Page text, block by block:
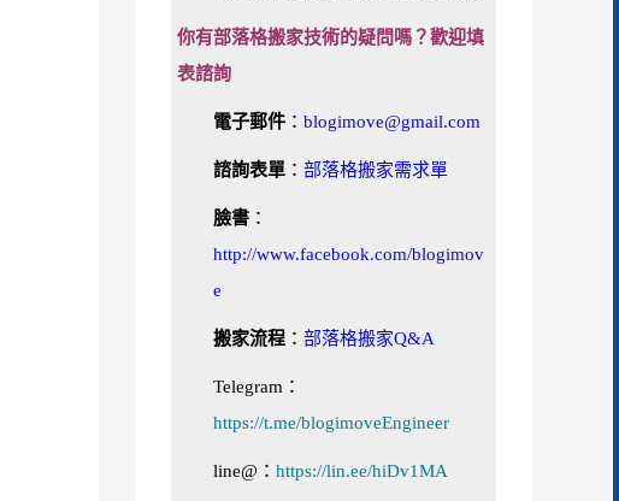
你有部落格搬家技術的疑問嗎？歡迎填
表諮詢
電子郵件 ： blogimove@gmail.com
諮詢表單 ： 部落格搬家需求單
臉書 ：
http://www.facebook.com/blogimov
e
搬家流程 ： 部落格搬家Q&A
Telegram：
https://t.me/blogimoveEngineer
line@： https://lin.ee/hiDv1MA